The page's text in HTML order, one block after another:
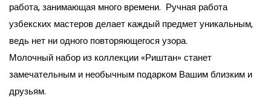
работа, занимающая много времени. Ручная работа
узбекских мастеров делает каждый предмет уникальным,
ведь нет ни одного повторяющегося узора.
Молочный набор из коллекции «Риштан» станет
замечательным и необычным подарком Вашим близким и
друзьям.